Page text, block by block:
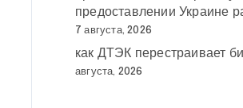
предоставлении Украине
7 августа, 2026
как ДТЭК перестраивает
августа, 2026